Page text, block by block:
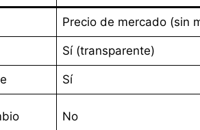
Precio de mercado (sin
Sí (transparente)
Sí
No